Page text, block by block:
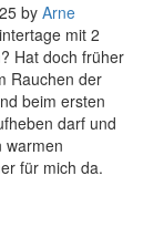
by Arne
mit 2
Hat doch früher
Rauchen der
beim ersten
darf und
warmen
für mich da.